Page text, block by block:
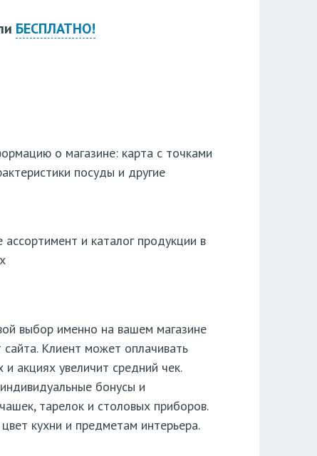
БЕСПЛАТНО!
о магазине: карта с точками
посуды и другие
и каталог продукции в
выбор именно на вашем магазине
Клиент может оплачивать
акциях увеличит средний чек.
бонусы и
тарелок и столовых приборов.
кухни и предметам интерьера.